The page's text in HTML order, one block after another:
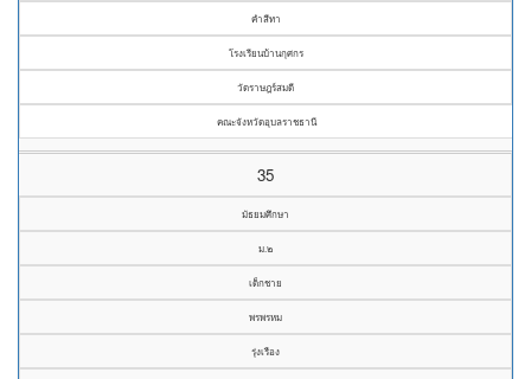
คำสีทา
โรงเรียนบ้านกุศกร
วัดราษฎร์สมดี
คณะจังหวัดอุบลราชธานี
35
มัธยมศึกษา
ม.๒
เด็กชาย
พรพรหม
รุ่งเรือง